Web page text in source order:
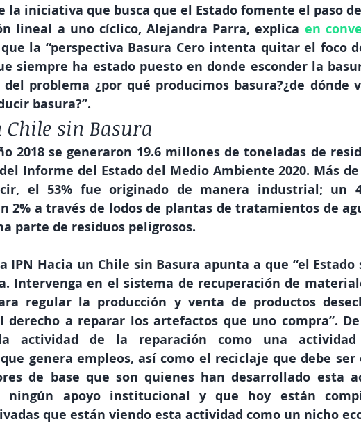
la iniciativa que busca que el Estado fomente el paso
lineal a uno cíclico, Alejandra Parra, explica en
que la “perspectiva Basura Cero intenta quitar el foco
siempre ha estado puesto en donde esconder la
problema ¿por qué producimos basura?¿de dónde
basura?”.
sin Basura
2018 se generaron 19.6 millones de toneladas de
Informe del Estado del Medio Ambiente 2020. Más
el 53% fue originado de manera industrial; un
2% a través de lodos de plantas de tratamientos de
parte de residuos peligrosos.
IPN Hacia un Chile sin Basura apunta a que “el Estado
Intervenga en el sistema de recuperación de
regular la producción y venta de productos
derecho a reparar los artefactos que uno compra”.
actividad de la reparación como una actividad
genera empleos, así como el reciclaje que debe ser
de base que son quienes han desarrollado esta
ningún apoyo institucional y que hoy están
que están viendo esta actividad como un nicho